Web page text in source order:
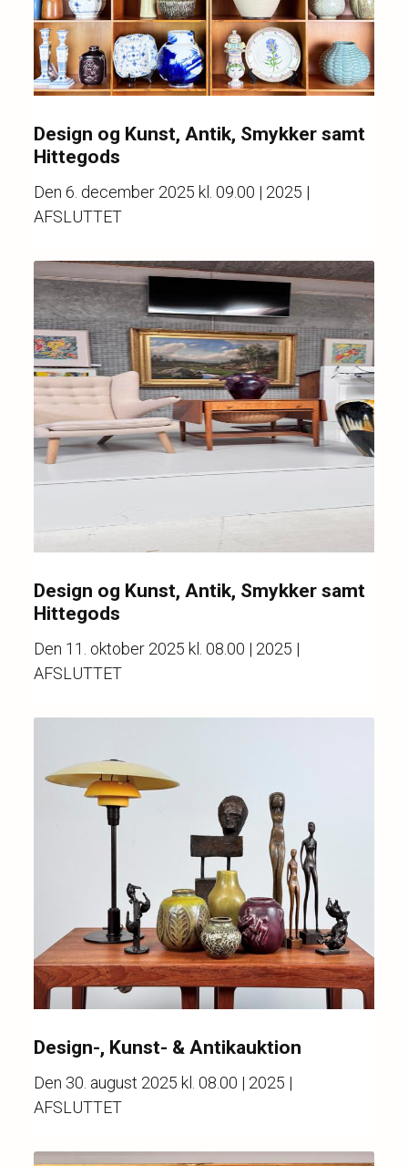
Design og Kunst, Antik, Smykker samt
Hittegods
Den6. december 2025 kl. 09.00 | 2025 |
AFSLUTTET
Design og Kunst, Antik, Smykker samt
Hittegods
Den 11. oktober 2025 kl. 08.00 | 2025 |
AFSLUTTET
Design-, Kunst- & Antikauktion
Den 30. august 2025 kl. 08.00 | 2025 |
AFSLUTTET